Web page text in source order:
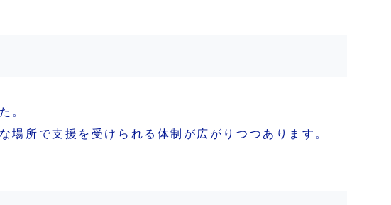
。
所で支援を受けられる体制が広がりつつあります。